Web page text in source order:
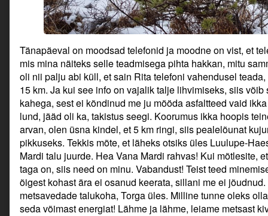
Tänapäeval on moodsad telefonid ja moodne on vist, et
mis mina näiteks selle teadmisega pihta hakkan, mitu
oli nii palju abi küll, et sain Rita telefoni vahendusel
15 km. Ja kui see info on vajalik talje lihvimiseks, siis
kahega, sest ei kõndinud me ju mööda asfaltteed vaid
lund, jääd oli ka, takistus seegi. Koorumus ikka hoopis
arvan, olen üsna kindel, et 5 km ringi, siis pealelõunat
pikkuseks. Tekkis mõte, et läheks otsiks üles Luulupe-
Mardi talu juurde. Hea Vana Mardi rahvas! Kui mõtlesite,
taga on, siis need on minu. Vabandust! Teist teed
õigest kohast ära ei osanud keerata, sillani me ei
metsavedade talukoha, Torga üles. Milline tunne oleks
seda võimast energiat! Lähme ja lähme, leiame metsast